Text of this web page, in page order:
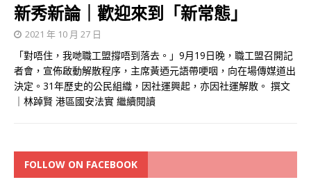
新秀新論｜歡迎來到「新常態」
2021 年 10 月 27 日
「對唔住，我哋職工盟撐唔到落去。」9月19日晚，職工盟召開記
者會，宣佈啟動解散程序，主席黃迺元語帶哽咽，向在場傳媒道出
決定。31年歷史的公民組織，因社運興起，亦因社運解散。 撰文
｜林踔賢 港區國安法實 繼續閱讀
FOLLOW ON FACEBOOK